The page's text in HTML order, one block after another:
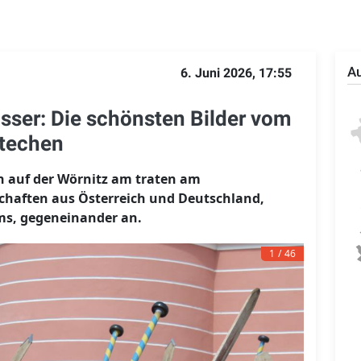
6. Juni 2026, 17:55
Die schönsten Bilder vom
auf der Wörnitz am traten am
aus Österreich und Deutschland,
gegeneinander an.
1 46